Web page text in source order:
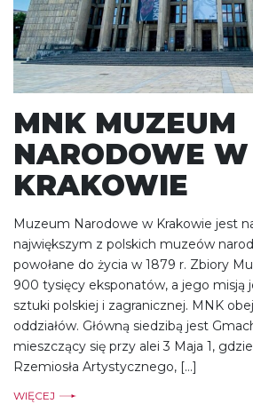
MNK MUZEUM
NARODOWE W
KRAKOWIE
Muzeum Narodowe w Krakowie jest
największym z polskich muzeów
powołane do życia w 1879 r. Zbiory
900 tysięcy eksponatów, a jego misją
sztuki polskiej i zagranicznej. MNK
oddziałów. Główną siedzibą jest
mieszczący się przy alei 3 Maja 1,
Rzemiosła Artystycznego, […]
WIĘCEJ